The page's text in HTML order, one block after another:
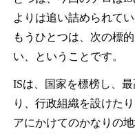
よりは追い詰められて
もうひとつは、次の標
い、ということです。
ISは、国家を標榜し、
り、行政組織を設けた
アにかけてのかなりの